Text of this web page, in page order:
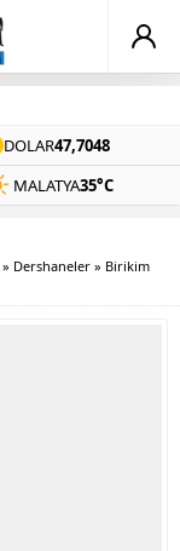
DOLAR47,7048
MALATYA35°C
» Dershaneler » Birikim